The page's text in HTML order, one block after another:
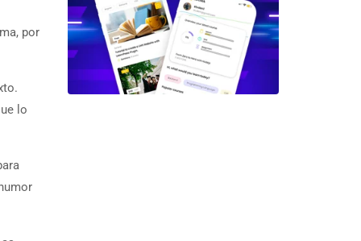
por
lo